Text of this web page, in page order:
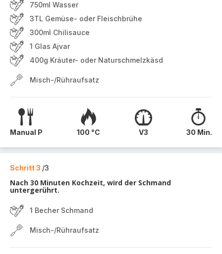
750ml Wasser
3TL Gemüse- oder Fleischbrühe
300ml Chilisauce
1 Glas Ajvar
400g Kräuter- oder Naturschmelzkäsd
Misch-/Rühraufsatz
Manual P 100 °C V3 30 Min.
Schritt 3 /3
Nach 30 Minuten Kochzeit, wird der Schmand
untergerührt.
1 Becher Schmand
Misch-/Rühraufsatz